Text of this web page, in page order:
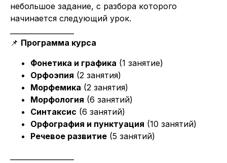
небольшое задание, с разбора которого
начинается следующий урок.
📌 Программа курса
Фонетика и графика (1 занятие)
Орфоэпия (2 занятия)
Морфемика (2 занятия)
Морфология (6 занятий)
Синтаксис (6 занятий)
Орфография и пунктуация (10 занятий)
Речевое развитие (5 занятий)